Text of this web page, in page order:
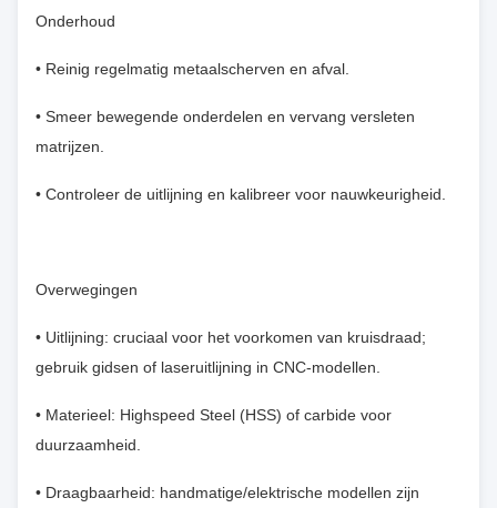
Onderhoud
• Reinig regelmatig metaalscherven en afval.
• Smeer bewegende onderdelen en vervang versleten
matrijzen.
• Controleer de uitlijning en kalibreer voor nauwkeurigheid.
Overwegingen
• Uitlijning: cruciaal voor het voorkomen van kruisdraad;
gebruik gidsen of laseruitlijning in CNC-modellen.
• Materieel: Highspeed Steel (HSS) of carbide voor
duurzaamheid.
• Draagbaarheid: handmatige/elektrische modellen zijn